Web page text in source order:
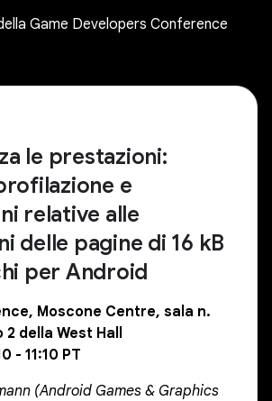
Game Developers Conference
le prestazioni:
e
relative alle
delle pagine di 16 kB
per Android
Moscone Centre, sala n.
della West Hall
- 11:10 PT
(Android Games & Graphics